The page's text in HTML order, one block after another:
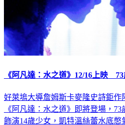
《阿凡達：水之道》12/16上映
好萊塢大導詹姆斯卡麥隆史詩鉅作
《阿凡達：水之道》即將登場，
飾演14歲少女，凱特溫絲蕾水底憋